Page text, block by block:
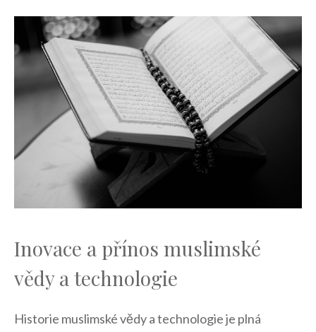
Inovace a přínos muslimské
vědy a technologie
Historie muslimské vědy a technologie je plná